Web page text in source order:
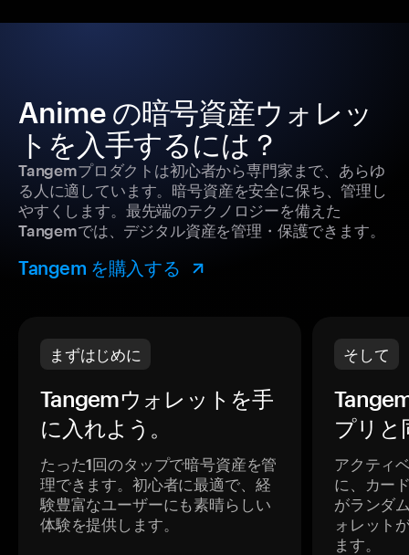
Anime の暗号資産ウォレッ
トを入手するには？
Tangemプロダクトは初心者から専門家まで、あらゆ
る人に適しています。暗号資産を安全に保ち、管理し
やすくします。最先端のテクノロジーを備えた
Tangemでは、デジタル資産を管理・保護できます。
Tangem を購入する
まずはじめに
Tangemウォレットを手
に入れよう。
たった1回のタップで暗号資産を管
理できます。初心者に最適で、経
験豊富なユーザーにも素晴らしい
体験を提供します。
そして
プリと
アクティ
に、カー
がランダ
ォレット
ます。